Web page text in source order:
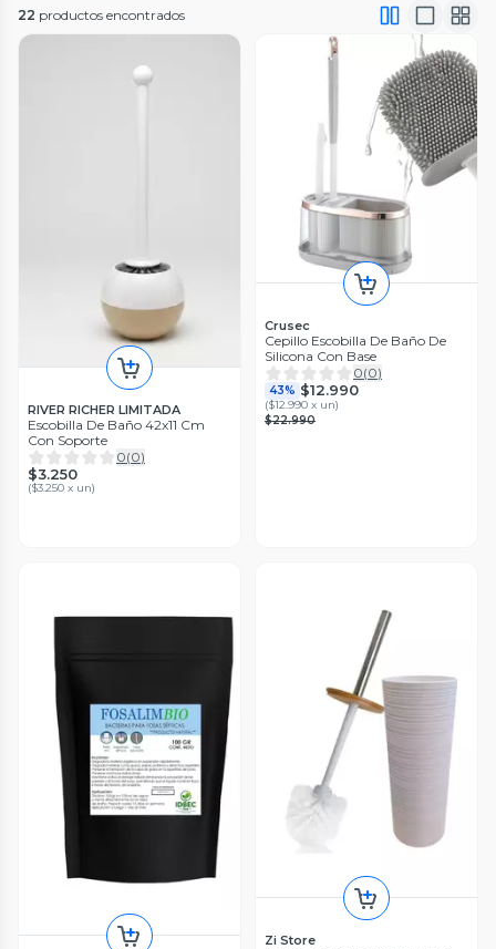
22 productos encontrados
RIVER RICHER LIMITADA
Escobilla De Baño 42x11 Cm
Con Soporte
0(0)
$3.250
($3.250 x un)
Crusec
Cepillo Escobilla De Baño De
Silicona Con Base
0(0)
43% $12.990
($12.990 x un)
$22.990
Zi Store